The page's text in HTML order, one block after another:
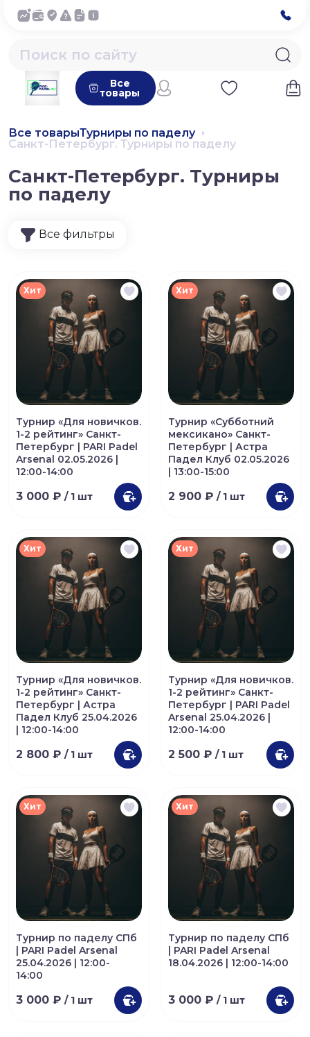
Все
товары
Все товарыТурниры по паделу
Санкт-Петербург. Турниры по паделу
Санкт-Петербург. Турниры
по паделу
Все фильтры
Хит
Турнир «Для новичков.
1-2 рейтинг» Санкт-
Петербург | PARI Padel
Arsenal 02.05.2026 |
12:00-14:00
3 000 ₽ / 1 шт
Хит
Турнир «Субботний
мексикано» Санкт-
Петербург | Астра
Падел Клуб 02.05.2026
| 13:00-15:00
2 900 ₽ / 1 шт
Хит
Турнир «Для новичков.
1-2 рейтинг» Санкт-
Петербург | Астра
Падел Клуб 25.04.2026
| 12:00-14:00
2 800 ₽ / 1 шт
Хит
Турнир «Для новичков.
1-2 рейтинг» Санкт-
Петербург | PARI Padel
Arsenal 25.04.2026 |
12:00-14:00
2 500 ₽ / 1 шт
Хит
Турнир по паделу СПб
| PARI Padel Arsenal
25.04.2026 | 12:00-
14:00
3 000 ₽ / 1 шт
Хит
Турнир по паделу СПб
| PARI Padel Arsenal
18.04.2026 | 12:00-14:00
3 000 ₽ / 1 шт